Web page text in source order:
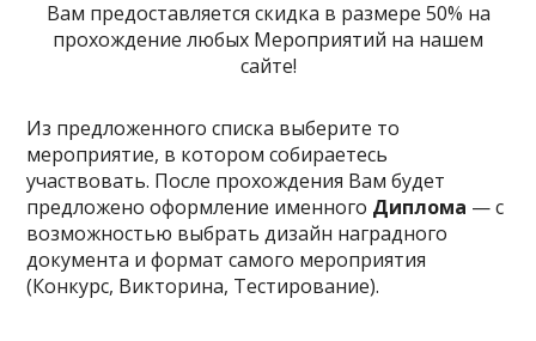
Вам предоставляется скидка в размере 50% на
прохождение любых Мероприятий на нашем
сайте!
Из предложенного списка выберите то
мероприятие, в котором собираетесь
участвовать. После прохождения Вам будет
предложено оформление именного Диплома — с
возможностью выбрать дизайн наградного
документа и формат самого мероприятия
(Конкурс, Викторина, Тестирование).